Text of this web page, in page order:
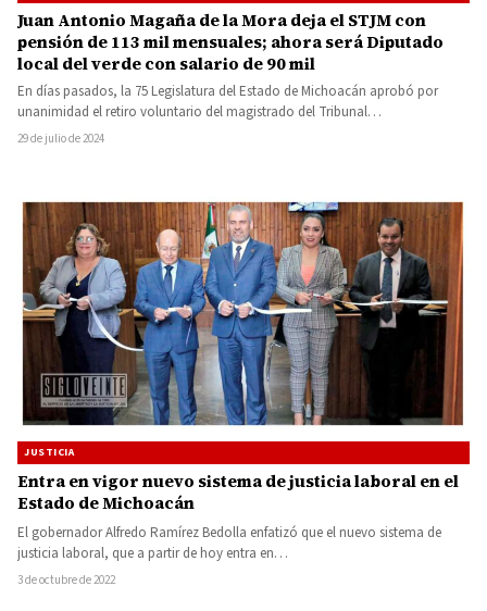
Juan Antonio Magaña de la Mora deja el STJM con
pensión de 113 mil mensuales; ahora será Diputado
local del verde con salario de 90 mil
En días pasados, la 75 Legislatura del Estado de Michoacán aprobó por
unanimidad el retiro voluntario del magistrado del Tribunal…
29 de julio de 2024
JUSTICIA
Entra en vigor nuevo sistema de justicia laboral en el
Estado de Michoacán
El gobernador Alfredo Ramírez Bedolla enfatizó que el nuevo sistema de
justicia laboral, que a partir de hoy entra en…
3 de octubre de 2022